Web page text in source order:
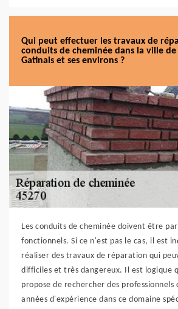
Qui peut effectuer les travaux de
conduits de cheminée dans la ville
Gatinais et ses environs ?
Les conduits de cheminée doivent être
fonctionnels. Si ce n'est pas le cas, il est
réaliser des travaux de réparation qui
difficiles et très dangereux. Il est logique
propose de rechercher des professionnels
années d'expérience dans ce domaine